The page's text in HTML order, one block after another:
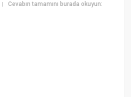
|Cevabın tamamını burada okuyun: